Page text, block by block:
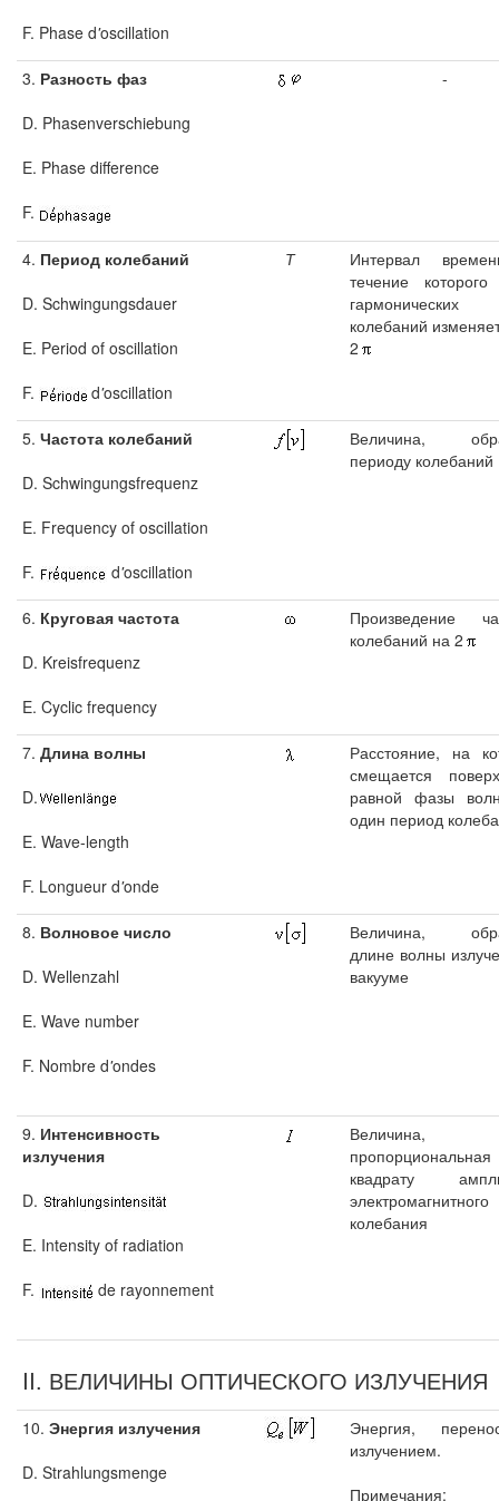
F. Phase d'oscillation
3. Разность фаз
D. Phasenverschiebung
E. Phase difference
F.
-
4. Период колебаний
D. Schwingungsdauer
E. Period of oscillation
F.
d'oscillation
Т
Интервал
течение
гармонических
колебаний
2
5. Частота колебаний
D. Schwingungsfrequenz
E. Frequency of oscillation
F.
d'oscillation
Величина,
периоду колебаний
6. Круговая частота
D. Kreisfrequenz
E. Cyclic frequency
Произведение
колебаний на 2
7. Длина волны
D.
E. Wave-length
F. Longueur d'onde
Расстояние, на
смещается
равной фазы
один период
8. Волновое число
D. Wellenzahl
E. Wave number
F. Nombre d'ondes
Величина,
длине волны
вакууме
9. Интенсивность
излучения
D.
E. Intensity of radiation
F.
de rayonnement
Величина,
пропорциональная
квадрату
электромагнитного
колебания
II. ВЕЛИЧИНЫ ОПТИЧЕСКОГО ИЗЛУЧЕНИЯ
10. Энергия излучения
D. Strahlungsmenge
Энергия,
излучением.
Примечания: